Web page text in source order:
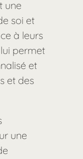
une
soi et
à leurs
permet
et
et des
une